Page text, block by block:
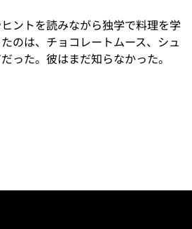
ントを読みながら独学で料理を学
のは、チョコレートムース、シュ
った。彼はまだ知らなかった。